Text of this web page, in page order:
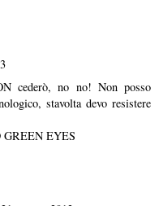
cederò, no no! Non posso
stavolta devo resistere
EYES